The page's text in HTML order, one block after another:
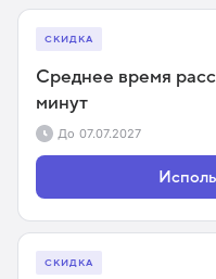
СКИДКА
Среднее время
минут
До 07.07.2027
СКИДКА